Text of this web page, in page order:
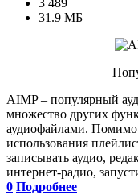
31.9 МБ
AIMP – популярный
множество других
аудиофайлами.
использования
записывать аудио,
интернет-радио,
0 Подробнее